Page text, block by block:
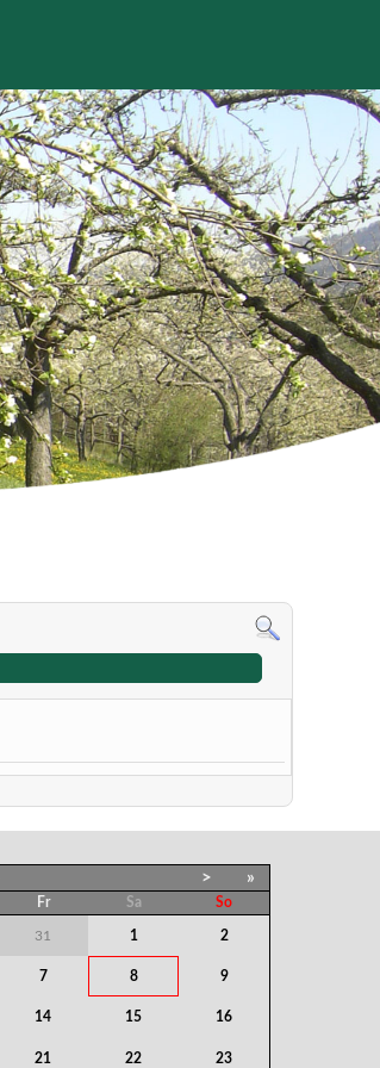
> »
Fr Sa So
31 1 2
7 8 9
14 15 16
21 22 23